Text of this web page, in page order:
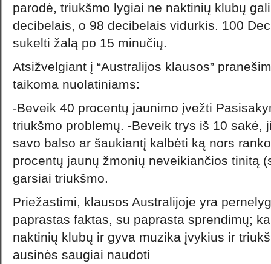
parodė, triukšmo lygiai ne naktinių klubų
decibelais, o 98 decibelais vidurkis. 100
sukelti žalą po 15 minučių.
Atsižvelgiant į “Australijos klausos”
taikoma nuolatiniams:
-Beveik 40 procentų jaunimo įvežti
triukšmo problemų. -Beveik trys iš 10 sakė,
savo balso ar šaukiantį kalbėti ką nors
procentų jaunų žmonių neveikiančios tinitą
garsiai triukšmo.
Priežastimi, klausos Australijoje yra
paprastas faktas, su paprasta sprendimų;
naktinių klubų ir gyva muzika įvykius ir
ausinės saugiai naudoti